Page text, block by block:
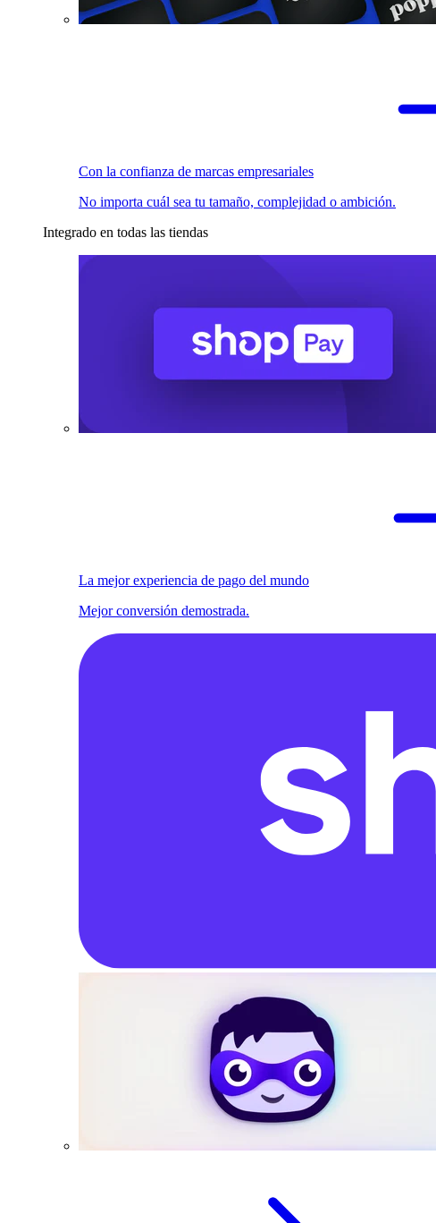
Con la confianza de marcas empresariales
No importa cuál sea tu tamaño, complejidad o ambición.
Integrado en todas las tiendas
La mejor experiencia de pago del mundo
Mejor conversión demostrada.